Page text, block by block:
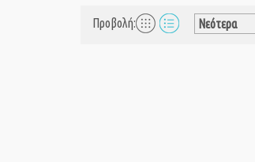
Προβολή: